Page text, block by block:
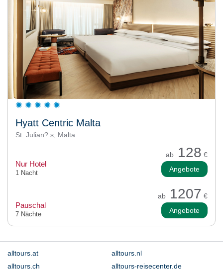
Hyatt Centric Malta
St. Julian? s, Malta
ab 128 €
Nur Hotel
1 Nacht Angebote
ab 1207 €
Pauschal
7 Nächte Angebote
alltours.at
alltours.nl
alltours.ch
alltours-reisecenter.de